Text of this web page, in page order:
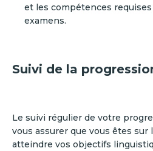
et les compétences
examens.
Suivi de la
Le suivi régulier de votre
vous assurer que vous êtes sur
atteindre vos objectifs